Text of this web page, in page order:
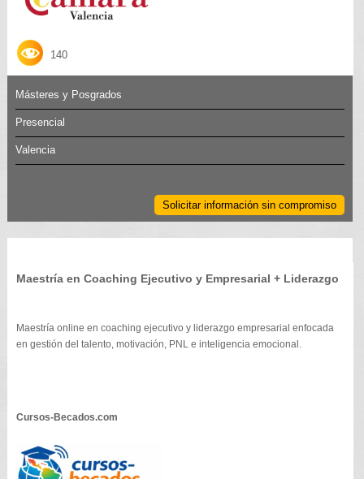
140
Másteres y Posgrados
Presencial
Valencia
Solicitar información sin compromiso
Maestría en Coaching Ejecutivo y Empresarial + Liderazgo
Maestría online en coaching ejecutivo y liderazgo empresarial enfocada
en gestión del talento, motivación, PNL e inteligencia emocional.
Cursos-Becados.com